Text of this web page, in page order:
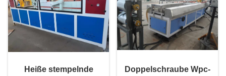
Heiße stempelnde
Doppelschraube Wpc-